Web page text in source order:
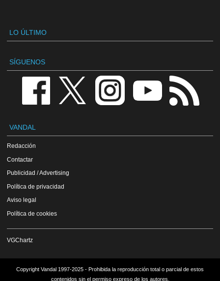
LO ÚLTIMO
SÍGUENOS
VANDAL
Redacción
Contactar
Publicidad / Advertising
Política de privacidad
Aviso legal
Política de cookies
VGChartz
Copyright Vandal 1997-2025 - Prohibida la reproducción total o parcial de estos
contenidos sin el permiso expreso de los autores.